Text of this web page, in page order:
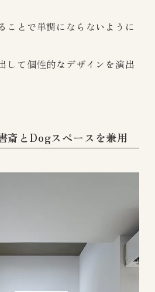
ことで単調にならないように
して個性的なデザインを演出
斎とDogスペースを兼用